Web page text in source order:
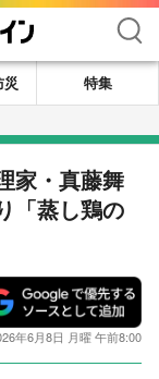
検索
災
特集
家・真藤舞
「蒸し鶏の
年6月8日 月曜 午前8:00